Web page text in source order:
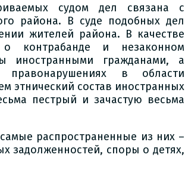
судом дел связана с
района. В суде подобных дел
жителей района. В качестве
контрабанде и незаконном
иностранными гражданами, а
в области
этнический состав иностранных
пестрый и зачастую весьма
распространенные из них –
задолженностей, споры о детях,